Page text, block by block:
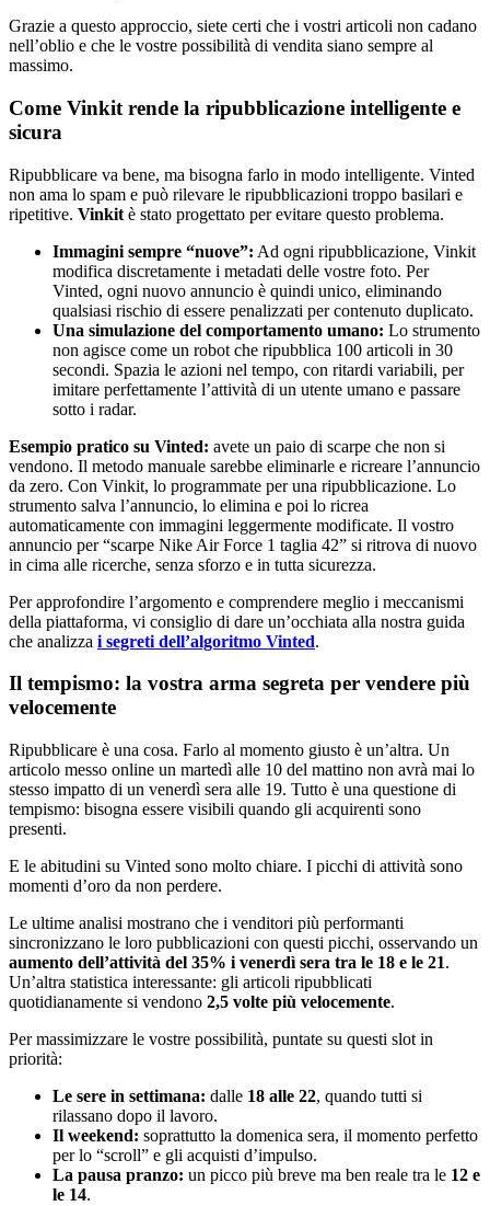
Grazie a questo approccio, siete certi che i vostri articoli non cadano
nell’oblio e che le vostre possibilità di vendita siano sempre al
massimo.
Come Vinkit rende la ripubblicazione intelligente e
sicura
Ripubblicare va bene, ma bisogna farlo in modo intelligente. Vinted
non ama lo spam e può rilevare le ripubblicazioni troppo basilari e
ripetitive. Vinkit è stato progettato per evitare questo problema.
Immagini sempre “nuove”: Ad ogni ripubblicazione, Vinkit
modifica discretamente i metadati delle vostre foto. Per
Vinted, ogni nuovo annuncio è quindi unico, eliminando
qualsiasi rischio di essere penalizzati per contenuto duplicato.
Una simulazione del comportamento umano: Lo strumento
non agisce come un robot che ripubblica 100 articoli in 30
secondi. Spazia le azioni nel tempo, con ritardi variabili, per
imitare perfettamente l’attività di un utente umano e passare
sotto i radar.
Esempio pratico su Vinted: avete un paio di scarpe che non si
vendono. Il metodo manuale sarebbe eliminarle e ricreare l’annuncio
da zero. Con Vinkit, lo programmate per una ripubblicazione. Lo
strumento salva l’annuncio, lo elimina e poi lo ricrea
automaticamente con immagini leggermente modificate. Il vostro
annuncio per “scarpe Nike Air Force 1 taglia 42” si ritrova di nuovo
in cima alle ricerche, senza sforzo e in tutta sicurezza.
Per approfondire l’argomento e comprendere meglio i meccanismi
della piattaforma, vi consiglio di dare un’occhiata alla nostra guida
che analizza i segreti dell’algoritmo Vinted.
Il tempismo: la vostra arma segreta per vendere più
velocemente
Ripubblicare è una cosa. Farlo al momento giusto è un’altra. Un
articolo messo online un martedì alle 10 del mattino non avrà mai lo
stesso impatto di un venerdì sera alle 19. Tutto è una questione di
tempismo: bisogna essere visibili quando gli acquirenti sono
presenti.
E le abitudini su Vinted sono molto chiare. I picchi di attività sono
momenti d’oro da non perdere.
Le ultime analisi mostrano che i venditori più performanti
sincronizzano le loro pubblicazioni con questi picchi, osservando un
aumento dell’attività del 35% i venerdì sera tra le 18 e le 21.
Un’altra statistica interessante: gli articoli ripubblicati
quotidianamente si vendono 2,5 volte più velocemente.
Per massimizzare le vostre possibilità, puntate su questi slot in
priorità:
Le sere in settimana: dalle 18 alle 22, quando tutti si
rilassano dopo il lavoro.
Il weekend: soprattutto la domenica sera, il momento perfetto
per lo “scroll” e gli acquisti d’impulso.
La pausa pranzo: un picco più breve ma ben reale tra le 12 e
le 14.